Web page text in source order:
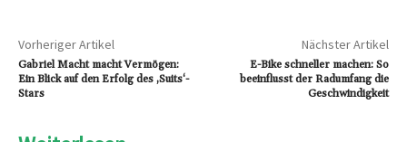
Vorheriger Artikel
Gabriel Macht macht Vermögen:
Ein Blick auf den Erfolg des ‚Suits‘-
Stars
Nächster Artikel
E-Bike schneller machen: So
beeinflusst der Radumfang die
Geschwindigkeit